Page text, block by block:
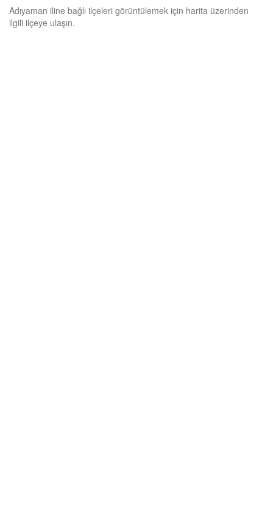
Adıyaman iline bağlı ilçeleri görüntülemek için harita üzerinden
ilgili ilçeye ulaşın.